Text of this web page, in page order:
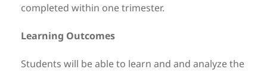
completed within one trimester.
Learning Outcomes
Students will be able to learn and and analyze the